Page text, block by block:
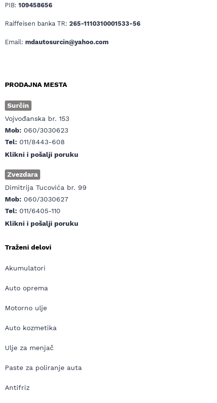
PIB: 109458656
Raiffeisen banka TR: 265-1110310001533-56
Email: mdautosurcin@yahoo.com
PRODAJNA MESTA
Surčin
Vojvođanska br. 153
Mob: 060/3030623
Tel: 011/8443-608
Klikni i pošalji poruku
Zvezdara
Dimitrija Tucovića br. 99
Mob: 060/3030627
Tel: 011/6405-110
Klikni i pošalji poruku
Traženi delovi
Akumulatori
Auto oprema
Motorno ulje
Auto kozmetika
Ulje za menjač
Paste za poliranje auta
Antifriz